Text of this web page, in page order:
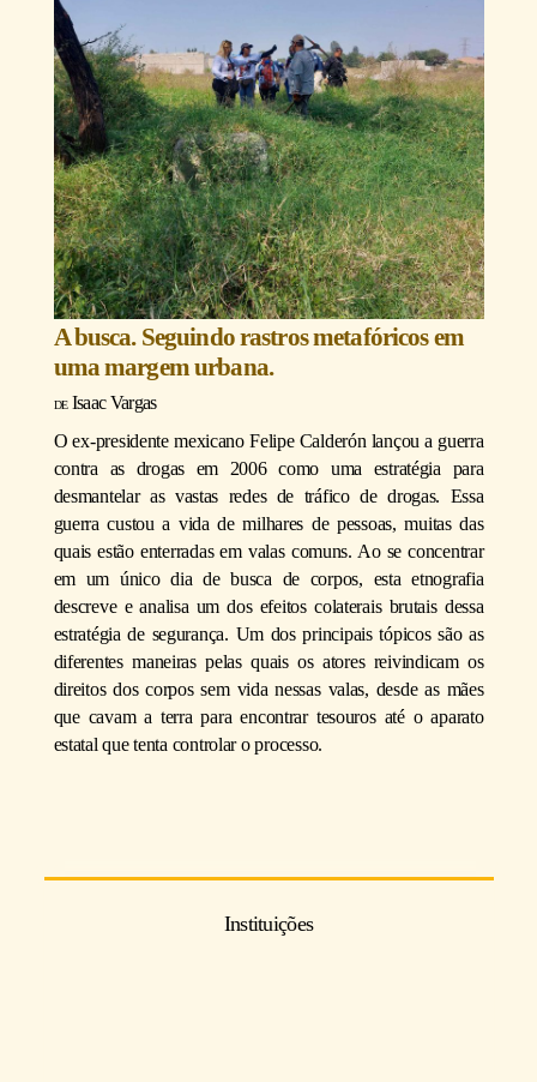
A busca. Seguindo rastros metafóricos em
uma margem urbana.
Isaac Vargas
O ex-presidente mexicano Felipe Calderón lançou a guerra
contra as drogas em 2006 como uma estratégia para
desmantelar as vastas redes de tráfico de drogas. Essa
guerra custou a vida de milhares de pessoas, muitas das
quais estão enterradas em valas comuns. Ao se concentrar
em um único dia de busca de corpos, esta etnografia
descreve e analisa um dos efeitos colaterais brutais dessa
estratégia de segurança. Um dos principais tópicos são as
diferentes maneiras pelas quais os atores reivindicam os
direitos dos corpos sem vida nessas valas, desde as mães
que cavam a terra para encontrar tesouros até o aparato
estatal que tenta controlar o processo.
Instituições